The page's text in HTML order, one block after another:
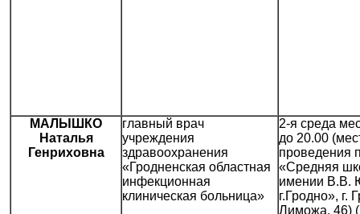
МАЛЫШКО
Наталья
Генриховна
главный врач
учреждения
здравоохранения
«Гродненская областная
инфекционная
клиническая больница»
2-я среда
до 20.00
проведения
«Средняя
имении В.В.
г.Гродно», г.
Лиможа, 46)